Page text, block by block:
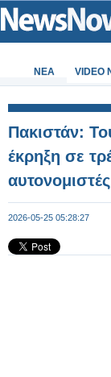
ΝΕΑ VIDEO
Πακιστάν:
έκρηξη σε
2026-05-25 05:28:27